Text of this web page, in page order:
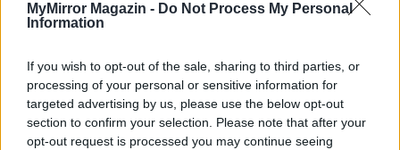
MyMirror Magazin - Do Not Process My Personal
Information
If you wish to opt-out of the sale, sharing to third parties, or
processing of your personal or sensitive information for
targeted advertising by us, please use the below opt-out
section to confirm your selection. Please note that after your
opt-out request is processed you may continue seeing
Lyhanna története
T. Barnett: Gyilkosság a Garda-tónál 12.